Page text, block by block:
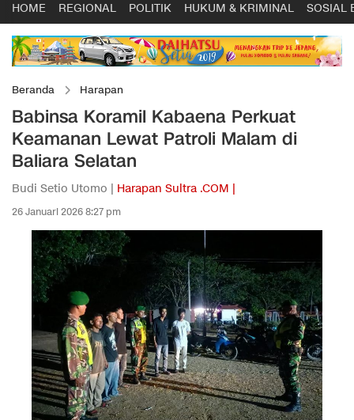
HOME REGIONAL POLITIK HUKUM & KRIMINAL SOSIAL
Beranda Harapan
Babinsa Koramil Kabaena Perkuat
Keamanan Lewat Patroli Malam di
Baliara Selatan
Budi Setio Utomo | Harapan Sultra .COM |
26 Januari 2026 8:27 pm